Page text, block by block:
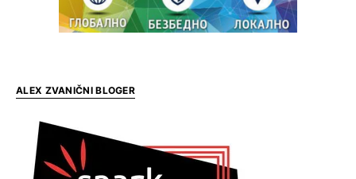
ALEX ZVANIČNI BLOGER